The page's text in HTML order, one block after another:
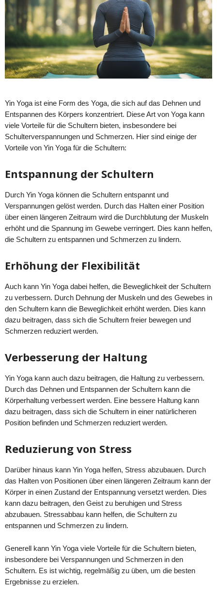
Yin Yoga ist eine Form des Yoga, die sich auf das Dehnen und
Entspannen des Körpers konzentriert. Diese Art von Yoga kann
viele Vorteile für die Schultern bieten, insbesondere bei
Schulterverspannungen und Schmerzen. Hier sind einige der
Vorteile von Yin Yoga für die Schultern:
Entspannung der Schultern
Durch Yin Yoga können die Schultern entspannt und
Verspannungen gelöst werden. Durch das Halten einer Position
über einen längeren Zeitraum wird die Durchblutung der Muskeln
erhöht und die Spannung im Gewebe verringert. Dies kann helfen,
die Schultern zu entspannen und Schmerzen zu lindern.
Erhöhung der Flexibilität
Auch kann Yin Yoga dabei helfen, die Beweglichkeit der Schultern
zu verbessern. Durch Dehnung der Muskeln und des Gewebes in
den Schultern kann die Beweglichkeit erhöht werden. Dies kann
dazu beitragen, dass sich die Schultern freier bewegen und
Schmerzen reduziert werden.
Verbesserung der Haltung
Yin Yoga kann auch dazu beitragen, die Haltung zu verbessern.
Durch das Dehnen und Entspannen der Schultern kann die
Körperhaltung verbessert werden. Eine bessere Haltung kann
dazu beitragen, dass sich die Schultern in einer natürlicheren
Position befinden und Schmerzen reduziert werden.
Reduzierung von Stress
Darüber hinaus kann Yin Yoga helfen, Stress abzubauen. Durch
das Halten von Positionen über einen längeren Zeitraum kann der
Körper in einen Zustand der Entspannung versetzt werden. Dies
kann dazu beitragen, den Geist zu beruhigen und Stress
abzubauen. Stressabbau kann helfen, die Schultern zu
entspannen und Schmerzen zu lindern.
Generell kann Yin Yoga viele Vorteile für die Schultern bieten,
insbesondere bei Verspannungen und Schmerzen in den
Schultern. Es ist wichtig, regelmäßig zu üben, um die besten
Ergebnisse zu erzielen.